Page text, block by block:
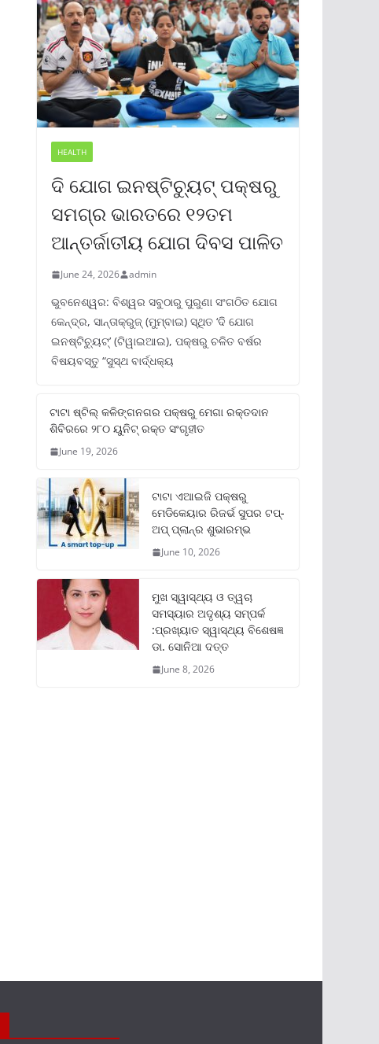
HEALTH
ଦି ଯୋଗ ଇନଷ୍ଟିଚ୍ୟୁଟ୍ ପକ୍ଷରୁ
ସମଗ୍ର ଭାରତରେ ୧୨ତମ
ଆନ୍ତର୍ଜାତୀୟ ଯୋଗ ଦିବସ ପାଳିତ
June 24, 2026 admin
ଭୁବନେଶ୍ୱର: ବିଶ୍ୱର ସବୁଠାରୁ ପୁରୁଣା ସଂଗଠିତ ଯୋଗ
କେନ୍ଦ୍ର, ସାନ୍ତାକ୍ରୁଜ୍ (ମୁମ୍ବାଇ) ସ୍ଥିତ ‘ଦି ଯୋଗ
ଇନଷ୍ଟିଚ୍ୟୁଟ୍‌’ (ଟିୱାଇଆଇ), ପକ୍ଷରୁ ଚଳିତ ବର୍ଷର
ବିଷୟବସ୍ତୁ “ସୁସ୍ଥ ବାର୍ଦ୍ଧକ୍ୟ
ଟାଟା ଷ୍ଟିଲ୍‌ କଳିଙ୍ଗନଗର ପକ୍ଷରୁ ମେଗା ରକ୍ତଦାନ
ଶିବିରରେ ୨୮୦ ୟୁନିଟ୍‌ ରକ୍ତ ସଂଗୃହୀତ
June 19, 2026
ଟାଟା ଏଆଇଜି ପକ୍ଷରୁ
ମେଡିକେୟାର ରିଜର୍ଭ ସୁପର ଟପ୍‌-
ଅପ୍ ପ୍ଲାନ୍‌ର ଶୁଭାରମ୍ଭ
June 10, 2026
ମୁଖ ସ୍ୱାସ୍ଥ୍ୟ ଓ ତ୍ୱଚା
ସମସ୍ୟାର ଅଦୃଶ୍ୟ ସମ୍ପର୍କ
:ପ୍ରଖ୍ୟାତ ସ୍ୱାସ୍ଥ୍ୟ ବିଶେଷଜ୍ଞ
ଡା. ସୋନିଆ ଦତ୍ତ
June 8, 2026